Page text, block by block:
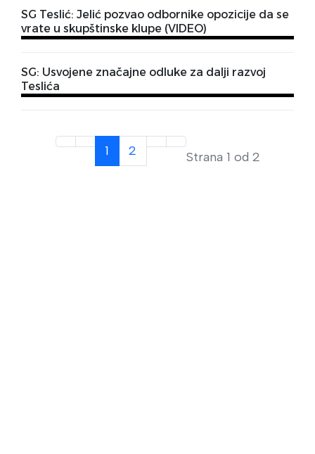
SG Teslić: Jelić pozvao odbornike opozicije da se
vrate u skupštinske klupe (VIDEO)
SG: Usvojene značajne odluke za dalji razvoj
Teslića
1 2 Strana 1 od 2